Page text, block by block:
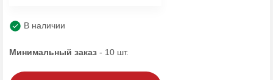
В наличии
Минимальный заказ - 10 шт.